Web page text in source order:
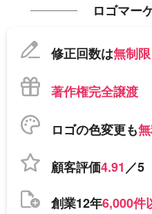
ロゴマー
修正回数は無制限
著作権完全譲渡
ロゴの色変更も
顧客評価4.91／5
創業12年6,000件